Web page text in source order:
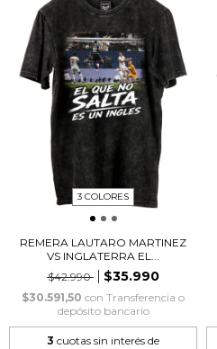
3 COLORES
REMERA LAUTARO MARTINEZ
VS INGLATERRA EL...
$42.990
$35.990
$30.591,50 con Transferencia o
depósito bancario
3 cuotas sin interés de